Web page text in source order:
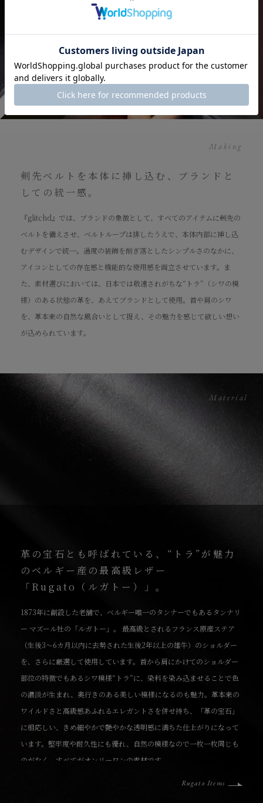
Making
剣先ベルトを本体に挿し込む、ブランドと
しての統一感。
『glitchd』では、ブランドの象徴として、すべてのアイテムに剣先の
ベルトを備えさせ、ベルトループは排したうえで、本体内部に挿し込
むデザインで統一。過度の装飾を削ぎ落としたシンプルさのなかに、
アイコンとしての存在感と機能的な使用感を両立させています。ま
た、素材選びにおいては、日本では敬遠されがちな“トラ”（シワの模
様）のある状態の革を、あえてブランドとして使用。首や肩のシワ
を、革本来の自然な風合いとして捉え、その魅力を感じて欲しい想い
が込められています。
Material
革の宝石とも呼ばれている、“トラ”が魅力
のベルギー産の最高級レザー
「Rugato（ルガトー）」。
1873年に創設した老舗で、ベルギー唯一のタンナーでもあるタンナリ
ー マズール社の「ルガトー」。 最高級とされるフランス原産ステア
（生後3〜6カ月以内に去勢された生後2年以上の雄牛）のショルダー
を、さらに厳選して使用しています。首から肩にかけてのショルダー
部位の特徴でもあるシワ模様“トラ”に、染料を染み込ませることで色
の濃淡が生まれ、奥行きのある美しい模様になるのも魅力。革本来の
ワイルドさと高級感あふれるエレガントさを併せ持ち、「革の宝石」
に相応しい、きめ細やかで艶やかな透明感に満ちた仕上がりになって
います。堅牢度や耐久性にも優れ、自然の模様なので一枚一枚同じも
のがなく、すべてがオンリーワンの素材です。
Rugato Items